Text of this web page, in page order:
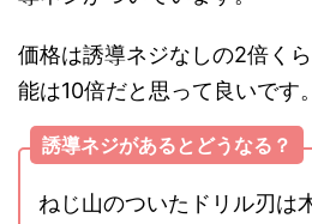
価格は誘導ネジなしの2倍く
能は10倍だと思って良いです。
誘導ネジがあるとどうなる？
ねじ山のついたドリル刃は